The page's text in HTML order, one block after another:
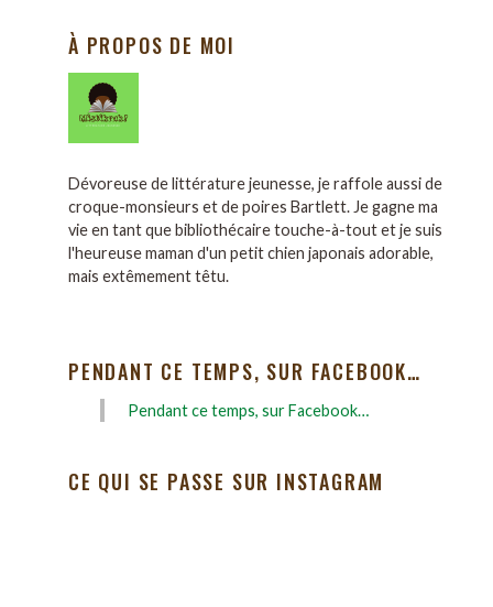
À PROPOS DE MOI
Dévoreuse de littérature jeunesse, je raffole aussi de
croque-monsieurs et de poires Bartlett. Je gagne ma
vie en tant que bibliothécaire touche-à-tout et je suis
l'heureuse maman d'un petit chien japonais adorable,
mais extêmement têtu.
PENDANT CE TEMPS, SUR FACEBOOK…
Pendant ce temps, sur Facebook…
CE QUI SE PASSE SUR INSTAGRAM